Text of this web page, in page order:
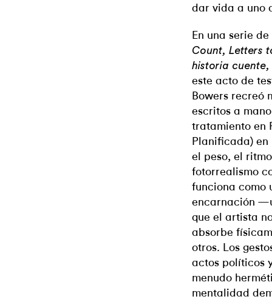
dar vida a uno
En una serie
Count, Letters
historia
este acto de
Bowers recreó
escritos a
tratamiento en
Planificada)
el peso, el
fotorrealismo
funciona como
encarnación
que el artista
absorbe
otros. Los
actos políticos
menudo
mentalidad